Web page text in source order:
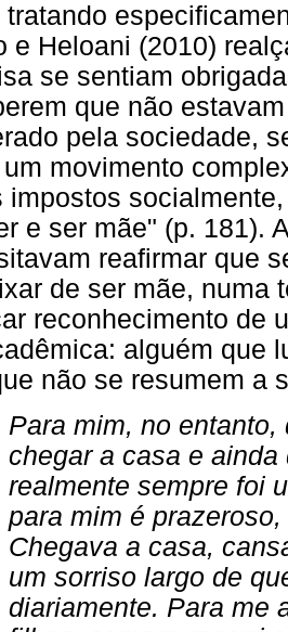
tratando
e Heloani (2010)
se sentiam
que não
pela sociedade,
movimento
impostos
e ser mãe" (p. 181).
reafirmar que
de ser mãe, numa
reconhecimento de
alguém que
não se resumem a
Para mim, no
chegar a casa e
realmente sempre foi
para mim é
Chegava a casa,
um sorriso largo de
diariamente. Para me